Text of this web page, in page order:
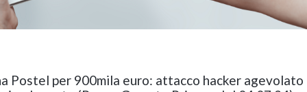
Postel per 900mila euro: attacco hacker agevolato